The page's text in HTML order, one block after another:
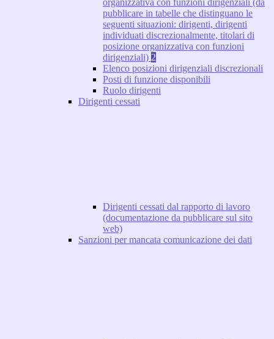
organizzativa con funzioni dirigenziali (da
pubblicare in tabelle che distinguano le
seguenti situazioni: dirigenti, dirigenti
individuati discrezionalmente, titolari di
posizione organizzativa con funzioni
dirigenziali) 2
Elenco posizioni dirigenziali discrezionali
Posti di funzione disponibili
Ruolo dirigenti
Dirigenti cessati
Dirigenti cessati dal rapporto di lavoro
(documentazione da pubblicare sul sito
web)
Sanzioni per mancata comunicazione dei dati